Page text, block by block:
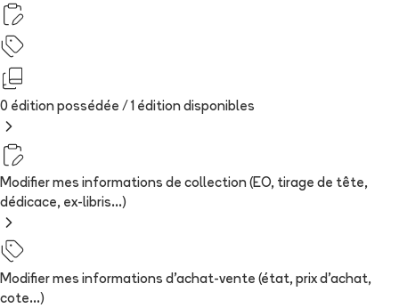
0 édition possédée / 1 édition disponibles
Modifier mes informations de collection (EO, tirage de tête,
dédicace, ex-libris...)
Modifier mes informations d'achat-vente (état, prix d'achat,
cote...)